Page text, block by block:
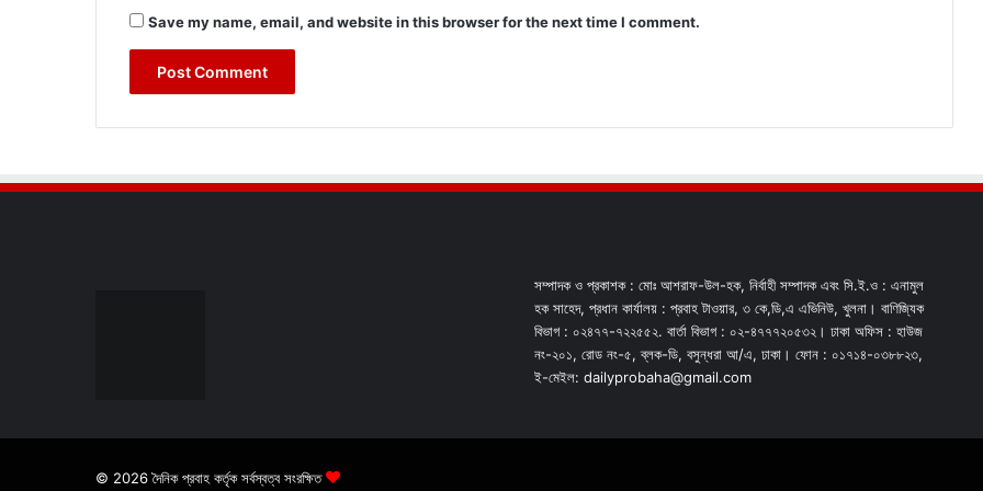
Save my name, email, and website in this browser for the next time I comment.
সম্পাদক ও প্রকাশক : মোঃ আশরাফ-উল-হক, নির্বাহী সম্পাদক এবং সি.ই.ও : এনামুল
হক সাহেদ, প্রধান কার্যালয় : প্রবাহ টাওয়ার, ৩ কে,ডি,এ এভিনিউ, খুলনা। বাণিজ্যিক
বিভাগ : ০২৪৭৭-৭২২৫৫২. বার্তা বিভাগ : ০২-৪৭৭৭২০৫৩২। ঢাকা অফিস : হাউজ
নং-২০১, রোড নং-৫, ব্লক-ডি, বসুন্ধরা আ/এ, ঢাকা। ফোন : ০১৭১৪-০৩৮৮২৩,
ই-মেইল: dailyprobaha@gmail.com
© 2026 দৈনিক প্রবাহ কর্তৃক সর্বস্বত্ব সংরক্ষিত